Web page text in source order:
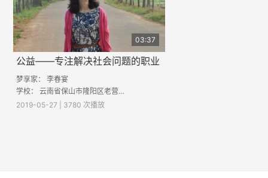
03:37
公益——专注解决社会问题的职业
梦享家： 李春宴
学校： 云南省保山市隆阳区老营中学
2019-05-27 | 3780 次播放